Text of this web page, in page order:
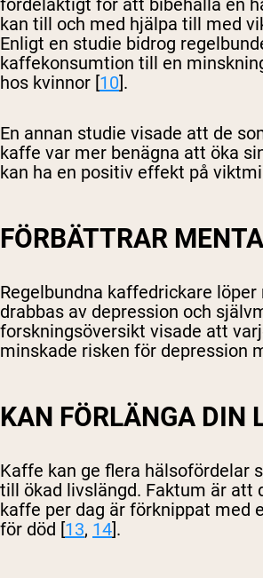
kan till och med hjälpa till med
Enligt en studie bidrog
kaffekonsumtion till en
hos kvinnor [10].
En annan studie visade att de
kaffe var mer benägna att öka
kan ha en positiv effekt på
FÖRBÄTTRAR
Regelbundna kaffedrickare
drabbas av depression och
forskningsöversikt visade att
minskade risken för depression
KAN FÖRLÄNGA DIN
Kaffe kan ge flera hälsofördelar
till ökad livslängd. Faktum är att
kaffe per dag är förknippat med
för död [13, 14].